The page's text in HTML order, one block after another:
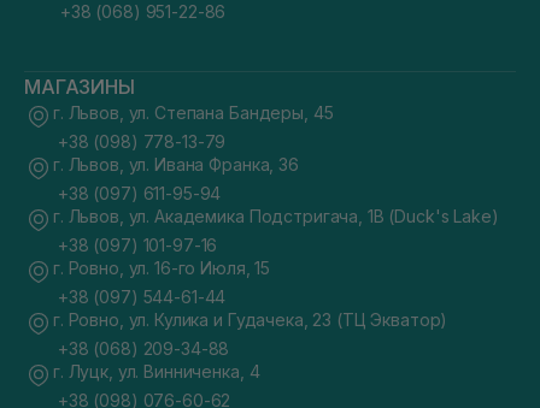
+38 (068) 951-22-86
МАГАЗИНЫ
г. Львов, ул. Степана Бандеры, 45
+38 (098) 778-13-79
г. Львов, ул. Ивана Франка, 36
+38 (097) 611-95-94
г. Львов, ул. Академика Подстригача, 1В (Duck's Lake)
+38 (097) 101-97-16
г. Ровно, ул. 16-го Июля, 15
+38 (097) 544-61-44
г. Ровно, ул. Кулика и Гудачека, 23 (ТЦ Экватор)
+38 (068) 209-34-88
г. Луцк, ул. Винниченка, 4
+38 (098) 076-60-62